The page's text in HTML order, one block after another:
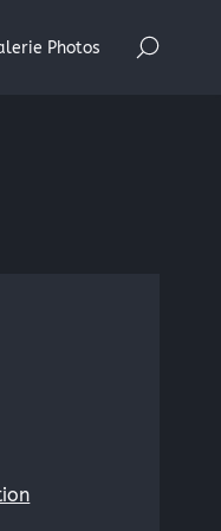
Photos